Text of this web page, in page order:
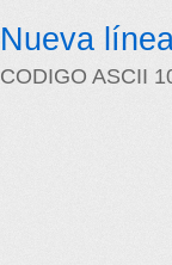
Nueva
CODIGO ASCII